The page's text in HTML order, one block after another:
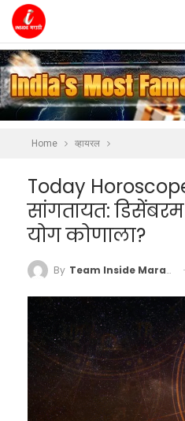
Home व्हायरल
Today
सांगतायत:
योग कोणाला?
By Team Inside Marathi